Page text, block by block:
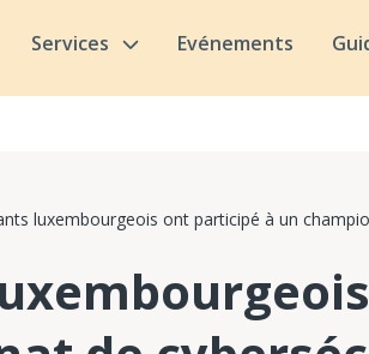
Services Evénements
luxembourgeois ont participé à un